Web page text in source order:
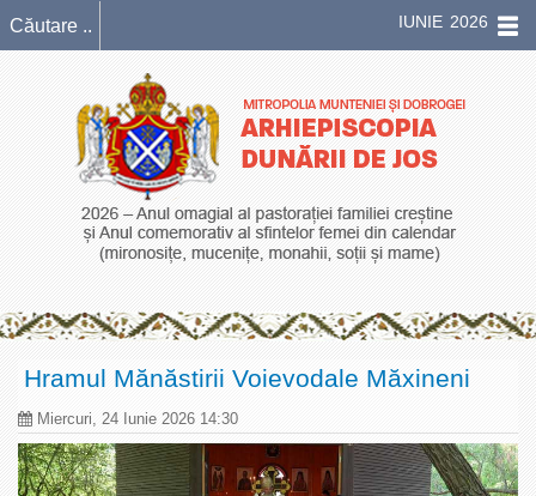
IUNIE 2026
Hramul Mănăstirii Voievodale Măxineni
Miercuri, 24 Iunie 2026 14:30